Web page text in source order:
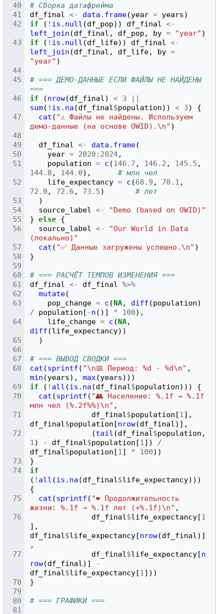
# Сборка датафрейма
df_final <- data.frame(year = years)
if
( ! is.null (df_pop)) df_final <-
left_join (df_final , df_pop , by = "year" )
if
( ! is.null (df_life)) df_final <-
left_join (df_final , df_life, by =
"year" )
# === ДЕМО-ДАННЫЕ ЕСЛИ ФАЙЛЫ НЕ НАЙДЕНЫ
===
if
(nrow(df_final) < 3
||
sum( ! is.na (df_final$population)) < 3)
{
cat ( "⚠ Файлы не найдены. Используем
демо-данные (на основе OWID).\n" )
df_final <- data.frame(
year = 2020 : 2024,
population = c (146.7 , 146.2 , 145.5 ,
144.8 , 144.0),
# млн чел
life_expectancy = c (68.9 , 70.1 ,
72.0 , 72.6 , 73.5)
# лет
)
source_label <-
"Demo (based on OWID)"
} else {
source_label <-
"Our World in Data
(локально)"
cat ( "✅ Данные загружены успешно.\n" )
}
# === РАСЧЁТ ТЕМПОВ ИЗМЕНЕНИЯ ===
df_final <- df_final %>%
mutate(
pop_change = c (NA, diff (population)
/
population [ -n ()] * 100),
life_change = c (NA,
diff (life_expectancy))
)
# === ВЫВОД СВОДКИ ===
cat (sprintf ( "\n📅 Период: %d - %d\n" ,
min (years), max(years)))
if
( ! all (is.na (df_final$population)))
{
cat (sprintf ( "👥 Население: %.1f → %.1f
млн чел (%.2f%%)\n" ,
df_final$population [1],
df_final$population [nrow(df_final)],
(tail (df_final$population ,
1) - df_final$population [1])
/
df_final$population [1] * 100))
}
if
( ! all (is.na (df_final$life_expectancy)))
{
cat (sprintf ( "❤️ Продолжительность
жизни: %.1f → %.1f лет (+%.1f)\n" ,
df_final$life_expectancy[1
],
df_final$life_expectancy[nrow(df_final)]
,
df_final$life_expectancy[n
row(df_final)]
-
df_final$life_expectancy[1]))
}
# === ГРАФИКИ ===